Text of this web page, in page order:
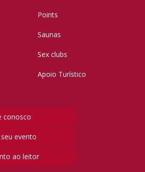
Points
Saunas
Sex clubs
Apoio Turístico
conosco
evento
ao leitor